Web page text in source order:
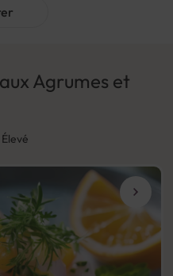
Agrumes et
Élevé